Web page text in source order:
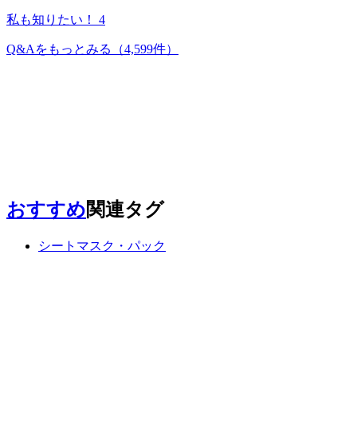
私も知りたい！ 4
Q&Aをもっとみる （4,599件）
おすすめ関連タグ
シートマスク・パック